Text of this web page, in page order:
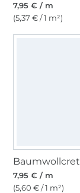
7,95 € / m
(5,37 € / 1 m²)
7,95 € / m
(5,60 € / 1 m²)